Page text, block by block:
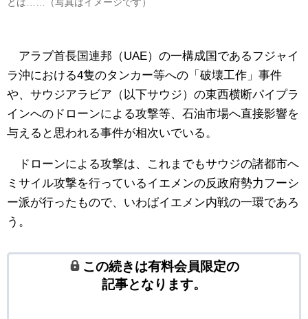
アラブ首長国連邦（UAE）の一構成国であるフジャイ
ラ沖における4隻のタンカー等への「破壊工作」事件
や、サウジアラビア（以下サウジ）の東西横断パイプラ
インへのドローンによる攻撃等、石油市場へ直接影響を
与えると思われる事件が相次いでいる。
ドローンによる攻撃は、これまでもサウジの諸都市へ
ミサイル攻撃を行っているイエメンの反政府勢力フーシ
ー派が行ったもので、いわばイエメン内戦の一環であろ
う。
この続きは有料会員限定の
記事となります。